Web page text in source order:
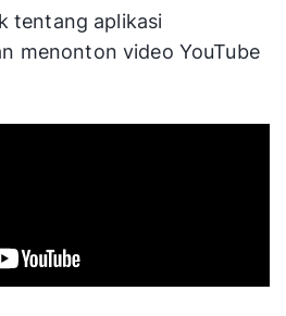
tentang aplikasi
menonton video YouTube